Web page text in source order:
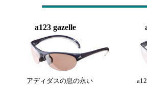
a123 gazelle
アディダスの息の永い